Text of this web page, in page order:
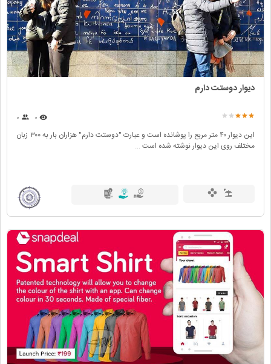
دیوار دوستت دارم
۰
این دیوار ۴۰ متر مربع را پوشانده است و عبارت "دوستت دارم" هزاران بار به ۳۰۰ زبان
مختلف روی این دیوار نوشته شده است ...